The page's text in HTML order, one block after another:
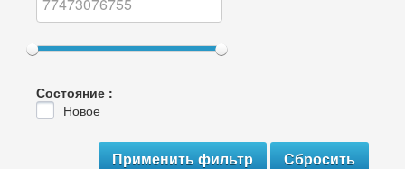
Состояние :
Новое